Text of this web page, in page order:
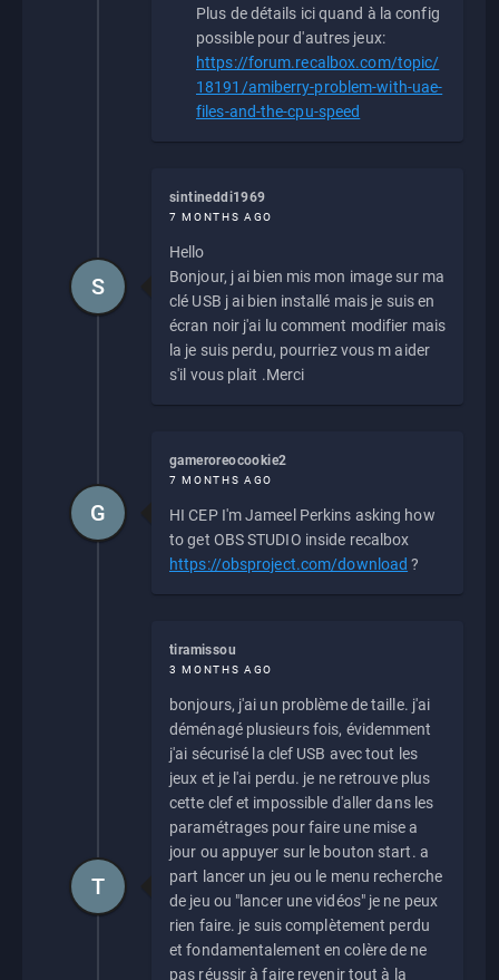
Plus de détails ici quand à la config
possible pour d'autres jeux:
https://forum.recalbox.com/topic/
18191/amiberry-problem-with-uae-
files-and-the-cpu-speed
sintineddi1969
7 MONTHS AGO
Hello
Bonjour, j ai bien mis mon image sur ma
clé USB j ai bien installé mais je suis en
écran noir j'ai lu comment modifier mais
la je suis perdu, pourriez vous m aider
s'il vous plait .Merci
S
gameroreocookie2
7 MONTHS AGO
HI CEP I'm Jameel Perkins asking how
to get OBS STUDIO inside recalbox
https://obsproject.com/download ?
G
tiramissou
3 MONTHS AGO
bonjours, j'ai un problème de taille. j'ai
déménagé plusieurs fois, évidemment
j'ai sécurisé la clef USB avec tout les
jeux et je l'ai perdu. je ne retrouve plus
cette clef et impossible d'aller dans les
paramétrages pour faire une mise a
jour ou appuyer sur le bouton start. a
part lancer un jeu ou le menu recherche
de jeu ou "lancer une vidéos" je ne peux
rien faire. je suis complètement perdu
et fondamentalement en colère de ne
pas réussir à faire revenir tout à la
T